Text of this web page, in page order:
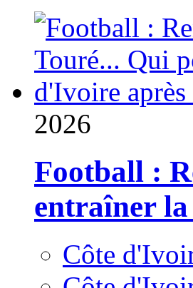
2026
Football :
entraîner
Côte